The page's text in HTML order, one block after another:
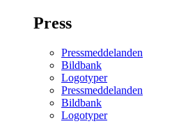
Press
Pressmeddelanden
Bildbank
Logotyper
Pressmeddelanden
Bildbank
Logotyper